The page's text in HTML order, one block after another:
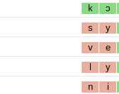
k ɔ
s y
v e
l y
n i